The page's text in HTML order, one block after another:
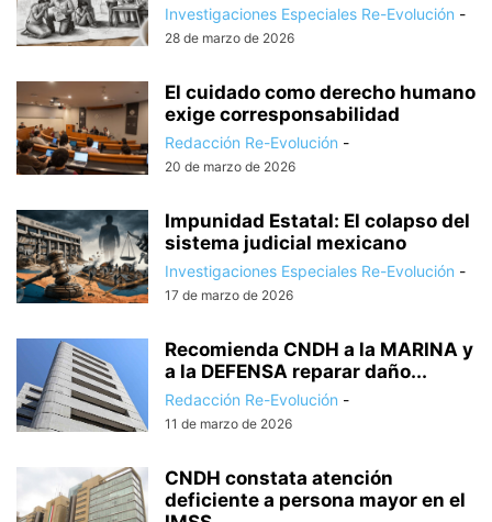
Investigaciones Especiales Re-Evolución -
28 de marzo de 2026
El cuidado como derecho humano
exige corresponsabilidad
Redacción Re-Evolución -
20 de marzo de 2026
Impunidad Estatal: El colapso del
sistema judicial mexicano
Investigaciones Especiales Re-Evolución -
17 de marzo de 2026
Recomienda CNDH a la MARINA y
a la DEFENSA reparar daño...
Redacción Re-Evolución -
11 de marzo de 2026
CNDH constata atención
deficiente a persona mayor en el